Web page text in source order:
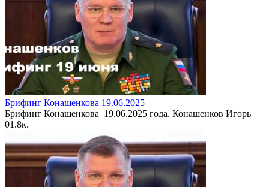
Брифинг Конашенкова 19.06.2025
Брифинг Конашенкова 19.06.2025 года. Конашенков Игорь
01.8к.